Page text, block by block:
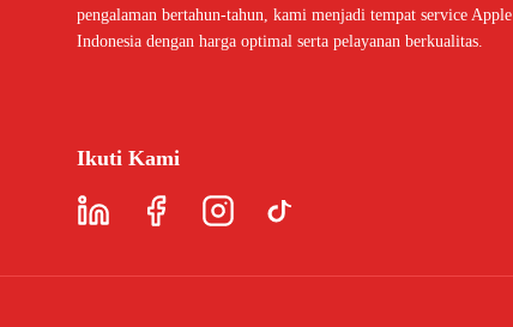
pengalaman bertahun-tahun, kami menjadi tempat service
Indonesia dengan harga optimal serta pelayanan berkualitas.
Ikuti Kami